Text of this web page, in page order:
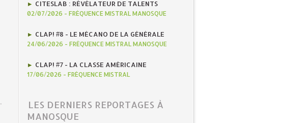
CITESLAB : RÉVÉLATEUR DE TALENTS
02/07/2026 - FRÉQUENCE MISTRAL MANOSQUE
CLAP! #8 - LE MÉCANO DE LA GÉNÉRALE
24/06/2026 - FRÉQUENCE MISTRAL MANOSQUE
CLAP! #7 - LA CLASSE AMÉRICAINE
17/06/2026 - FRÉQUENCE MISTRAL
LES DERNIERS REPORTAGES À
MANOSQUE